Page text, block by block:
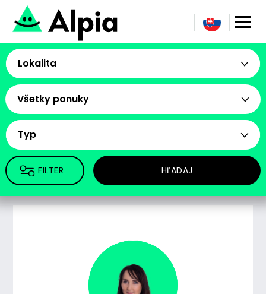
Lokalita
Všetky ponuky
Typ
FILTER HĽADAJ